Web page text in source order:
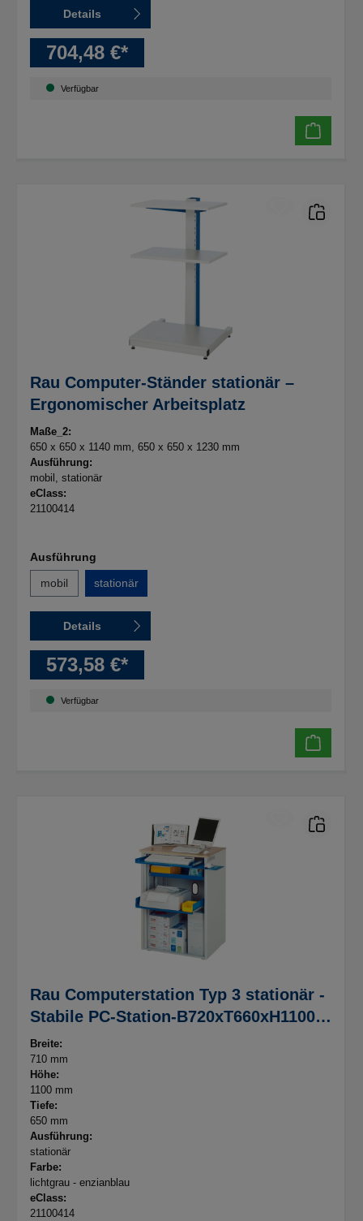
Details
704,48 €*
Verfügbar
Rau Computer-Ständer stationär –
Ergonomischer Arbeitsplatz
Maße_2:
650 x 650 x 1140 mm, 650 x 650 x 1230 mm
Ausführung:
mobil , stationär
eClass:
21100414
Ausführung
mobil
stationär
Details
573,58 €*
Verfügbar
Rau Computerstation Typ 3 stationär -
Stabile PC-Station-B720xT660xH1100
mm
Breite:
710 mm
Höhe:
1100 mm
Tiefe:
650 mm
Ausführung:
stationär
Farbe:
lichtgrau - enzianblau
eClass:
21100414